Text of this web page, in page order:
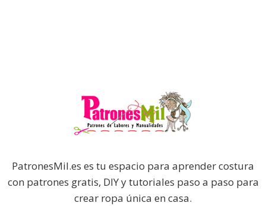
PatronesMil.es es tu espacio para aprender costura
con patrones gratis, DIY y tutoriales paso a paso para
crear ropa única en casa.